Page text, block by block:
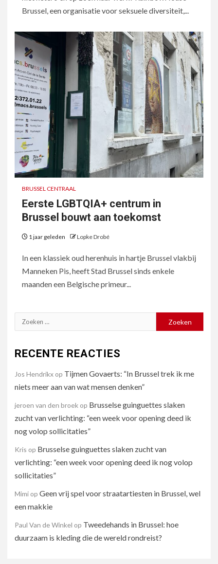
Brussel, een organisatie voor seksuele diversiteit,...
BRUSSEL CENTRAAL
Eerste LGBTQIA+ centrum in
Brussel bouwt aan toekomst
1 jaar geleden Lopke Drobé
In een klassiek oud herenhuis in hartje Brussel vlakbij
Manneken Pis, heeft Stad Brussel sinds enkele
maanden een Belgische primeur...
Zoeken
naar:
RECENTE REACTIES
Jos Hendrikx op Tijmen Govaerts: “In Brussel trek ik me
niets meer aan van wat mensen denken”
jeroen van den broek op Brusselse guinguettes slaken
zucht van verlichting: “een week voor opening deed ik
nog volop sollicitaties”
Kris op Brusselse guinguettes slaken zucht van
verlichting: “een week voor opening deed ik nog volop
sollicitaties”
Mimi op Geen vrij spel voor straatartiesten in Brussel, wel
een makkie
Paul Van de Winkel op Tweedehands in Brussel: hoe
duurzaam is kleding die de wereld rondreist?